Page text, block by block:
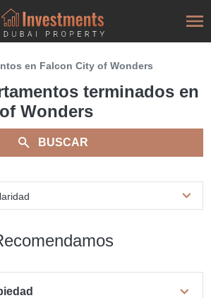
en Falcon City of Wonders
terminados en
Wonders
BUSCAR